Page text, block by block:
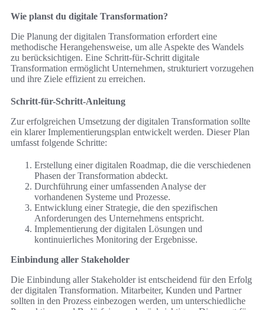
Wie planst du digitale Transformation?
Die Planung der digitalen Transformation erfordert eine
methodische Herangehensweise, um alle Aspekte des Wandels
zu berücksichtigen. Eine Schritt-für-Schritt digitale
Transformation ermöglicht Unternehmen, strukturiert vorzugehen
und ihre Ziele effizient zu erreichen.
Schritt-für-Schritt-Anleitung
Zur erfolgreichen Umsetzung der digitalen Transformation sollte
ein klarer Implementierungsplan entwickelt werden. Dieser Plan
umfasst folgende Schritte:
Erstellung einer digitalen Roadmap, die die verschiedenen
Phasen der Transformation abdeckt.
Durchführung einer umfassenden Analyse der
vorhandenen Systeme und Prozesse.
Entwicklung einer Strategie, die den spezifischen
Anforderungen des Unternehmens entspricht.
Implementierung der digitalen Lösungen und
kontinuierliches Monitoring der Ergebnisse.
Einbindung aller Stakeholder
Die Einbindung aller Stakeholder ist entscheidend für den Erfolg
der digitalen Transformation. Mitarbeiter, Kunden und Partner
sollten in den Prozess einbezogen werden, um unterschiedliche